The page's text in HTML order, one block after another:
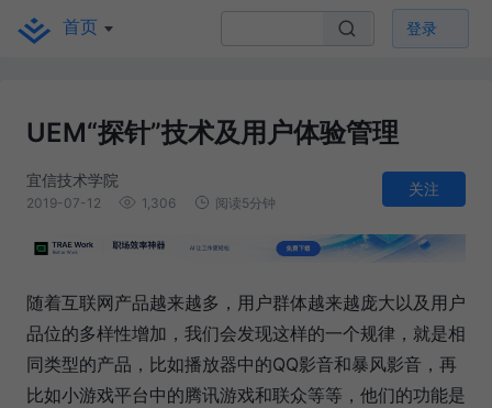
首页 登录
UEM“探针”技术及用户体验管理
宜信技术学院
2019-07-12 1,306 阅读5分钟
关注
随着互联网产品越来越多，用户群体越来越庞大以及用户
品位的多样性增加，我们会发现这样的一个规律，就是相
同类型的产品，比如播放器中的QQ影音和暴风影音，再
比如小游戏平台中的腾讯游戏和联众等等，他们的功能是